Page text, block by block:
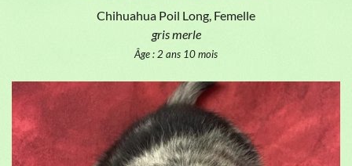
Chihuahua Poil Long, Femelle
gris merle
Âge : 2 ans 10 mois